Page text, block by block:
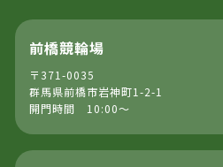
前橋競輪場
〒371-0035
群馬県前橋市岩神町1-2-1
開門時間 10:00～